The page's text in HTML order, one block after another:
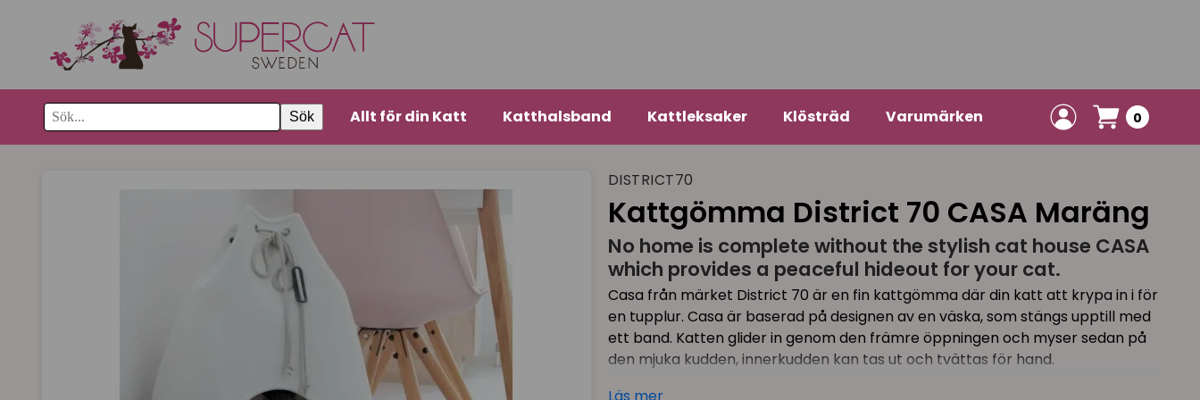
Sök Allt för din Katt Katthalsband Kattleksaker Klösträd Varumärken 0
DISTRICT70
Kattgömma District 70 CASA Maräng
No home is complete without the stylish cat house CASA
which provides a peaceful hideout for your cat.
Casa från märket District 70 är en fin kattgömma där din katt att krypa in i för
en tupplur. Casa är baserad på designen av en väska, som stängs upptill med
ett band. Katten glider in genom den främre öppningen och myser sedan på
den mjuka kudden, innerkudden kan tas ut och tvättas för hand.
CASA är tillräckligt rymligt för större kattraser och även små hundar kan njuta